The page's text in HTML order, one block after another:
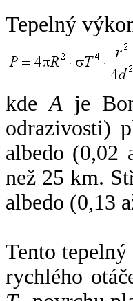
Tepelný
kdeA je
odrazivosti)
albedo (0,02
než 25 km.
albedo (0,13
Tento
rychlého